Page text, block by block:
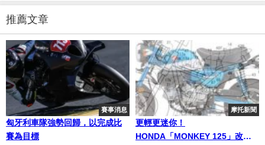
推薦文章
賽事消息
匈牙利車隊強勢回歸，以完成比
賽為目標
摩托新聞
更輕更迷你！
HONDA「MONKEY 125」改款